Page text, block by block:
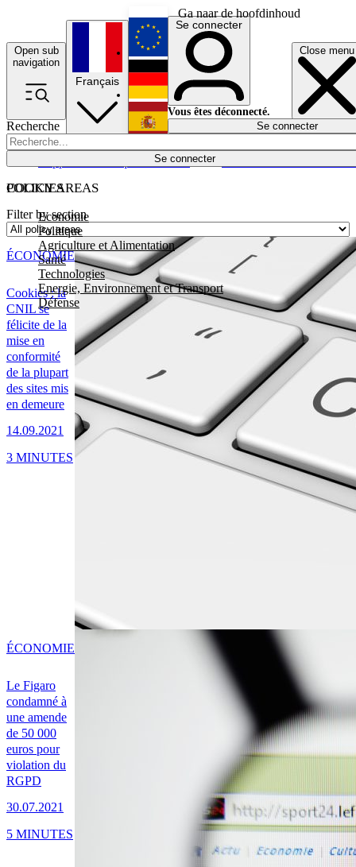
Ga naar de hoofdinhoud
Open sub
navigation
Close menu
Recherche
Se connecter
POLICY AREAS
Economie
Politique
Agriculture et Alimentation
Santé
Technologies
Energie, Environnement et Transport
Défense
Économie
Français
English
Deutsch
Español
Se connecter
Vous êtes déconnecté.
Se connecter
COOKIES
Filter by section
Cookies : la
CNIL se
félicite de la
mise en
conformité
de la plupart
des sites mis
en demeure
14.09.2021
ÉCONOMIE
3 MINUTES
Le Figaro
condamné à
une amende
de 50 000
euros pour
violation du
RGPD
30.07.2021
ÉCONOMIE
5 MINUTES